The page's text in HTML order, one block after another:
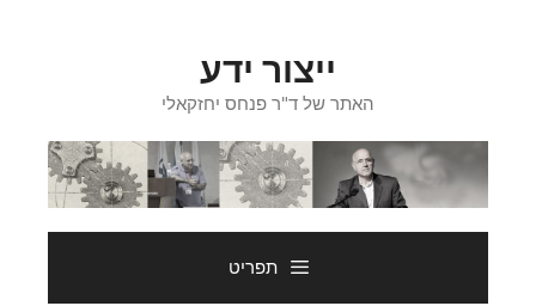
ייצור ידע
האתר של ד"ר פנחס יחזקאלי
תפריט